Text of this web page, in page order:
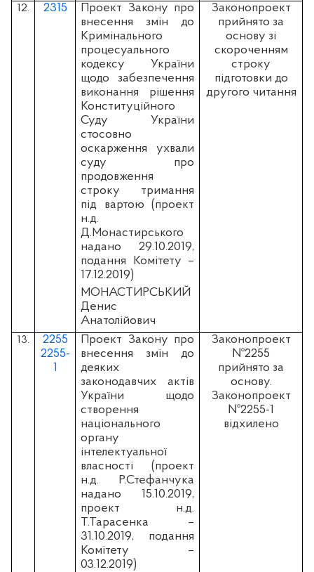
12. 2315
Проект Закону про
внесення змін до
Кримінального
процесуального
кодексу України
щодо забезпечення
виконання рішення
Конституційного
Суду України
стосовно
оскарження ухвали
суду про
продовження
строку тримання
під вартою (проект
н.д.
Д.Монастирського
надано 29.10.2019,
подання Комітету –
17.12.2019)
МОНАСТИРСЬКИЙ
Денис
Анатолійович
Законопроект
прийнято за
основу зі
скороченням
строку
підготовки до
другого читання
13.
2255
2255-
1
Проект Закону про
внесення змін до
деяких
законодавчих актів
України щодо
створення
національного
органу
інтелектуальної
власності (проект
н.д. Р.Стефанчука
надано 15.10.2019,
проект н.д.
Т.Тарасенка –
31.10.2019, подання
Комітету –
03.12.2019)
Законопроект
№2255
прийнято за
основу.
Законопроект
№2255-1
відхилено